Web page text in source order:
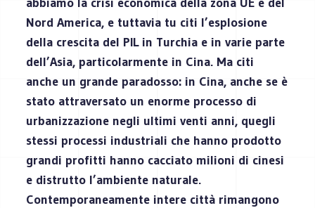
Nord America, e tuttavia tu citi l’esplosione
della crescita del PIL in Turchia e in varie parte
dell’Asia, particolarmente in Cina. Ma citi
anche un grande paradosso: in Cina, anche se è
stato attraversato un enorme processo di
urbanizzazione negli ultimi venti anni, quegli
stessi processi industriali che hanno prodotto
grandi profitti hanno cacciato milioni di cinesi
e distrutto l’ambiente naturale.
Contemporaneamente intere città rimangono